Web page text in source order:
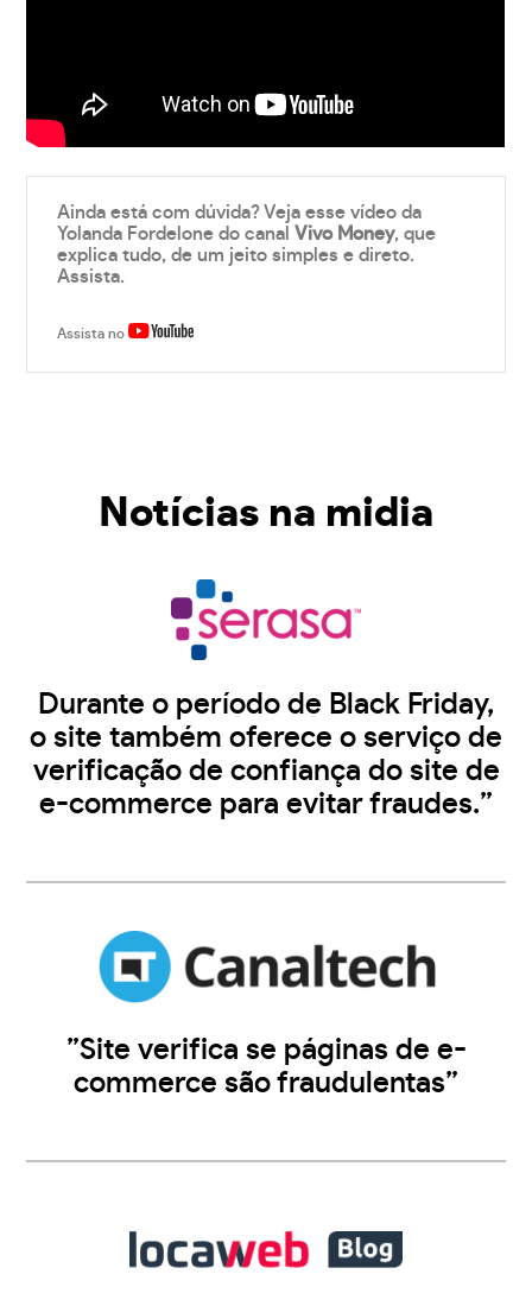
Ainda está com dúvida? Veja esse vídeo da
Yolanda Fordelone do canalVivo Money, que
explica tudo, de um jeito simples e direto.
Assista.
Assista no
Notícias na midia
Durante o período de Black Friday,
o site também oferece o serviço de
verificação de confiança do site de
e-commerce para evitar fraudes.”
”Site verifica se páginas de e-
commerce são fraudulentas”